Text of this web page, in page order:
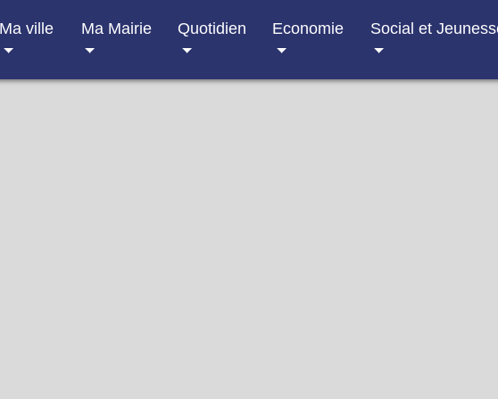
Ma ville Ma Mairie Quotidien Economie Social et